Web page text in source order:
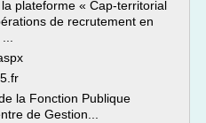
plateforme « Cap-territorial
de recrutement en
la Fonction Publique
de Gestion...